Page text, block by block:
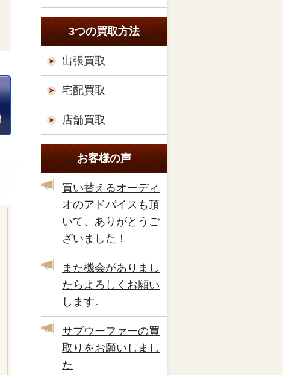
3つの買取方法
出張買取
宅配買取
店舗買取
お客様の声
買い替えるオーディ
オのアドバイスも頂
いて、ありがとうご
ざいました！
また機会がありまし
たらよろしくお願い
します。
サブウーファーの買
取りをお願いしまし
た